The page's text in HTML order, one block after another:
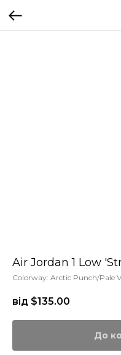
Air Jordan 1 Low
Colorway: Arctic Punch/Pale
від $135.00
До